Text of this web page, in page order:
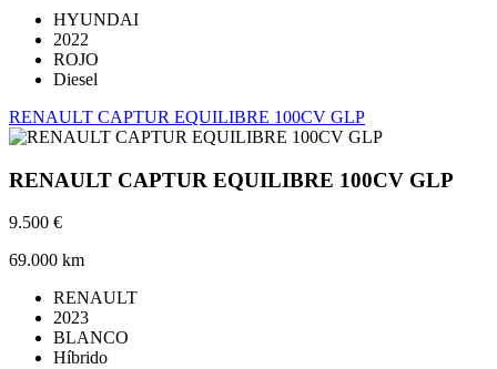
HYUNDAI
2022
ROJO
Diesel
RENAULT CAPTUR EQUILIBRE 100CV GLP
RENAULT CAPTUR EQUILIBRE 100CV GLP
9.500 €
69.000 km
RENAULT
2023
BLANCO
Híbrido